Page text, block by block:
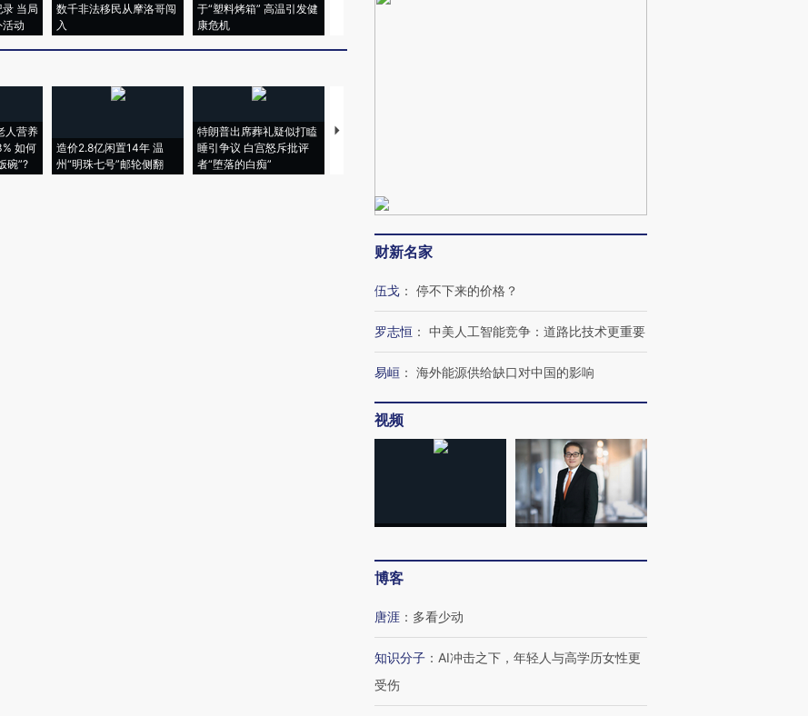
当局
动
数千非法移民从摩洛哥闯
入
于“塑料烤箱” 高温引发健
康危机
术：是什么让中产们甘
人营养
如何
碗”?
造价2.8亿闲置14年 温
州“明珠七号”邮轮侧翻
特朗普出席葬礼疑似打瞌
睡引争议 白宫怒斥批评
者“堕落的白痴”
视线｜全球最热百城独占
财新名家
伍戈 ： 停不下来的价格？
罗志恒 ： 中美人工智能竞争：道路比技术更重要
易峘 ： 海外能源供给缺口对中国的影响
视频
博客
唐涯 ： 多看少动
知识分子 ： AI冲击之下，年轻人与高学历女性更
受伤